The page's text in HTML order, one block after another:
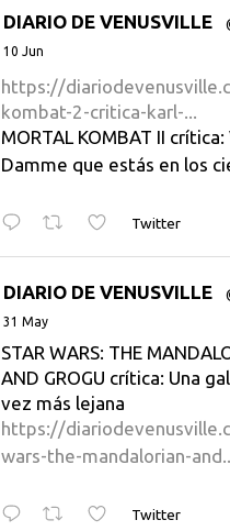
DIARIO DE VENUSVILLE
10 Jun
https://
kombat-2-critica-karl-...
MORTAL KOMBAT II crítica:
Damme que estás en los
Twitter
DIARIO DE VENUSVILLE
31 May
STAR WARS: THE
AND GROGU crítica: Una
vez más lejana
https://
wars-the-mandalorian-
Twitter